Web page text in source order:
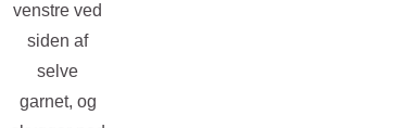
venstre ved
siden af
selve
garnet, og